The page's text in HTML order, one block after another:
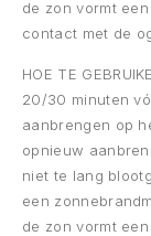
de zon vormt
contact met de
HOE TE
20/30 minuten
aanbrengen op
opnieuw
niet te lang
een
de zon vormt